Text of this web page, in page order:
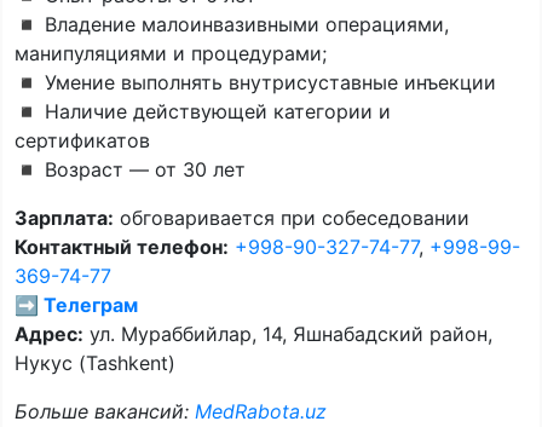
◾️ Владение малоинвазивными операциями,
манипуляциями и процедурами;
◾️ Умение выполнять внутрисуставные инъекции
◾️ Наличие действующей категории и
сертификатов
◾️ Возраст — от 30 лет
Зарплата: обговаривается при собеседовании
Контактный телефон: +998-90-327-74-77, +998-99-
369-74-77
➡️ Телеграм
Адрес: ул. Мураббийлар, 14, Яшнабадский район,
Нукус (Tashkent)
Больше вакансий: MedRabota.uz